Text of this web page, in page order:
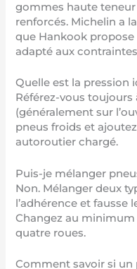
gommes haute
renforcés. Michelin a
que Hankook propose
adapté aux
Quelle est la pression
Référez-vous
(généralement sur
pneus froids et
autoroutier chargé.
Puis-je mélanger
Non. Mélanger deux
l’adhérence et
Changez au minimum
quatre roues.
Comment savoir si un